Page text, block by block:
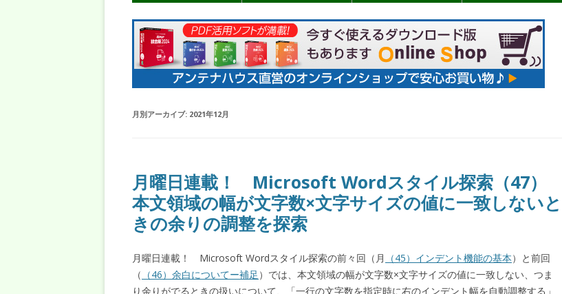
月別アーカイブ: 2021年12月
月曜日連載！ Microsoft Wordスタイル探索（47）
本文領域の幅が文字数×文字サイズの値に一致しないと
きの余りの調整を探索
月曜日連載！ Microsoft Wordスタイル探索の前々回（月 （45）インデント機能の基本）と前回
（ （46）余白についてー補足 ）では、本文領域の幅が文字数×文字サイズの値に一致しない、つま
り余りがでるときの扱いについて、「一行の文字数を指定時に右のインデント幅を自動調整する」